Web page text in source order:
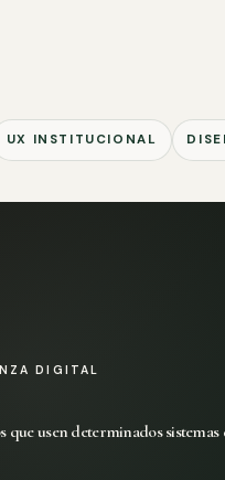
UX INSTITUCIONAL
DIGITAL
que usen determinados